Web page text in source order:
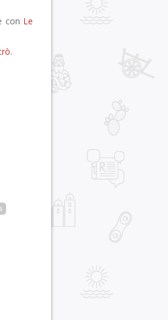
con Le
.